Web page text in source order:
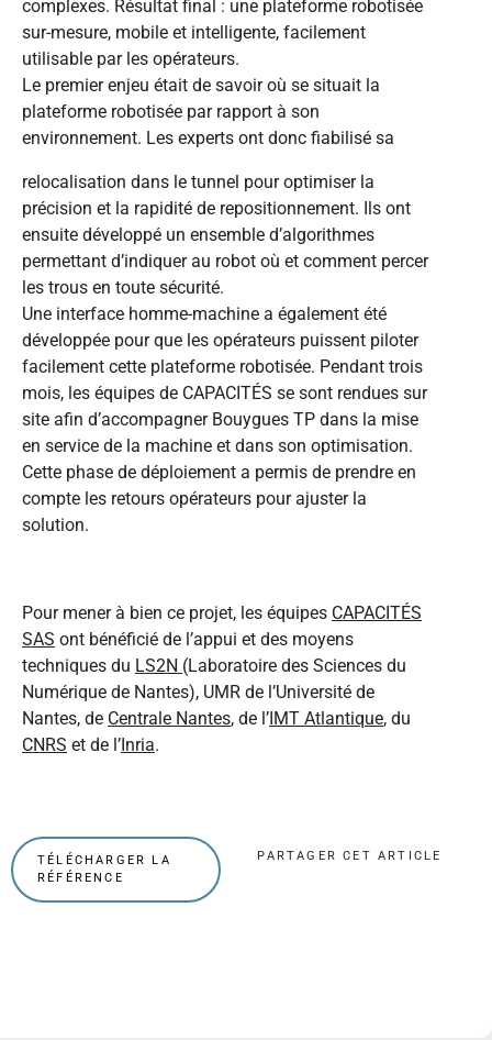
complexes. Résultat final : une plateforme robotisée
sur-mesure, mobile et intelligente, facilement
utilisable par les opérateurs.
Le premier enjeu était de savoir où se situait la
plateforme robotisée par rapport à son
environnement. Les experts ont donc fiabilisé sa
relocalisation dans le tunnel pour optimiser la
précision et la rapidité de repositionnement. Ils ont
ensuite développé un ensemble d’algorithmes
permettant d’indiquer au robot où et comment percer
les trous en toute sécurité.
Une interface homme-machine a également été
développée pour que les opérateurs puissent piloter
facilement cette plateforme robotisée. Pendant trois
mois, les équipes de CAPACITÉS se sont rendues sur
site afin d’accompagner Bouygues TP dans la mise
en service de la machine et dans son optimisation.
Cette phase de déploiement a permis de prendre en
compte les retours opérateurs pour ajuster la
solution.
Pour mener à bien ce projet, les équipes CAPACITÉS
SAS ont bénéficié de l’appui et des moyens
techniques du LS2N (Laboratoire des Sciences du
Numérique de Nantes), UMR de l’Université de
Nantes, de Centrale Nantes, de l’IMT Atlantique, du
CNRS et de l’Inria.
TÉLÉCHARGER LA
RÉFÉRENCE
PARTAGER CET ARTICLE